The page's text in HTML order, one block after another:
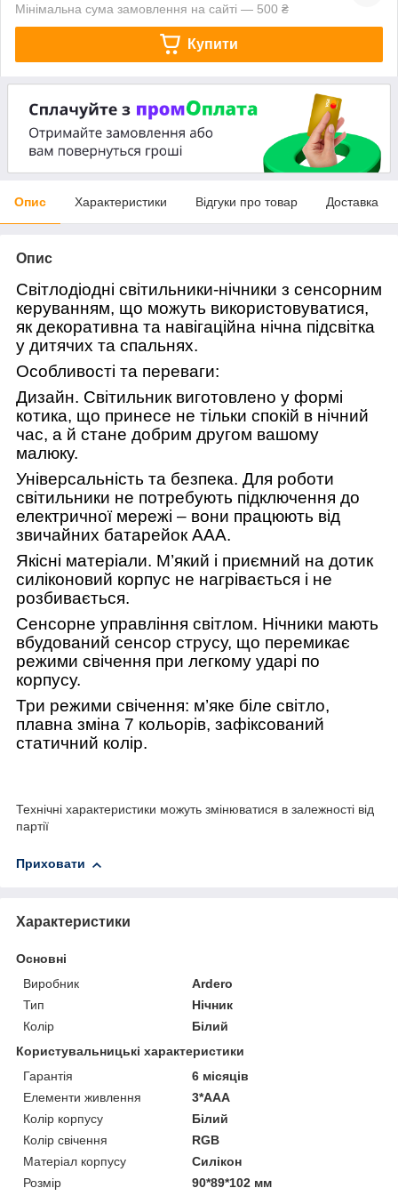
Мінімальна сума замовлення на сайті — 500 ₴
Купити
Опис Характеристики Відгуки про товар Доставка
Опис
Світлодіодні світильники-нічники з сенсорним
керуванням, що можуть використовуватися,
як декоративна та навігаційна нічна підсвітка
у дитячих та спальнях.
Особливості та переваги:
Дизайн. Світильник виготовлено у формі
котика, що принесе не тільки спокій в нічний
час, а й стане добрим другом вашому
малюку.
Універсальність та безпека. Для роботи
світильники не потребують підключення до
електричної мережі – вони працюють від
звичайних батарейок ААА.
Якісні матеріали. М’який і приємний на дотик
силіконовий корпус не нагрівається і не
розбивається.
Сенсорне управління світлом. Нічники мають
вбудований сенсор струсу, що перемикає
режими свічення при легкому ударі по
корпусу.
Три режими свічення: м’яке біле світло,
плавна зміна 7 кольорів, зафіксований
статичний колір.
Технічні характеристики можуть змінюватися в залежності від
партії
Приховати
Характеристики
Основні
Виробник
Ardero
Тип
Нічник
Колір
Білий
Користувальницькі характеристики
Гарантія
6 місяців
Елементи живлення
3*ААА
Колір корпусу
Білий
Колір свічення
RGB
Матеріал корпусу
Силікон
Розмір
90*89*102 мм